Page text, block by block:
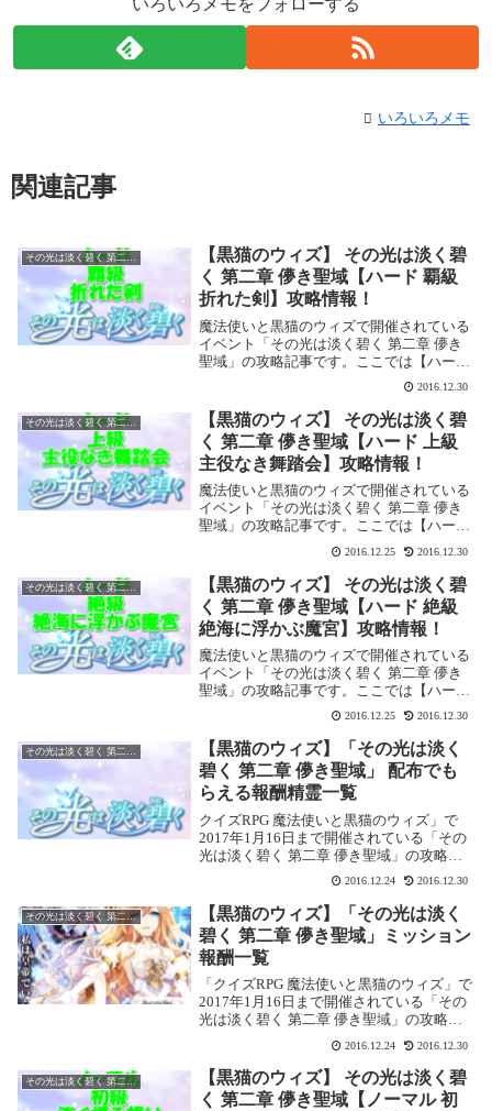
いろいろメモをフォローする
いろいろメモ
関連記事
その光は淡く碧く 第二章 儚き聖域
【黒猫のウィズ】 その光は淡く碧
く 第二章 儚き聖域【ハード 覇級
折れた剣】攻略情報！
魔法使いと黒猫のウィズで開催されている
イベント「その光は淡く碧く 第二章 儚き
聖域」の攻略記事です。ここでは【ハー
ド 覇級 折れた剣】を攻略します。その光
は淡く碧く 第二章 儚き聖域【ハード 覇級
折れた剣】基本情報イベント基本情報
イ...
2016.12.30
その光は淡く碧く 第二章 儚き聖域
【黒猫のウィズ】 その光は淡く碧
く 第二章 儚き聖域【ハード 上級
主役なき舞踏会】攻略情報！
魔法使いと黒猫のウィズで開催されている
イベント「その光は淡く碧く 第二章 儚き
聖域」の攻略記事です。ここでは【ハード
上級 主役なき舞踏会】を攻略します。その
光は淡く碧く 第二章 儚き聖域【ハード 上
級 主役なき舞踏会】基本情報イベント基
本...
2016.12.25 2016.12.30
その光は淡く碧く 第二章 儚き聖域
【黒猫のウィズ】 その光は淡く碧
く 第二章 儚き聖域【ハード 絶級
絶海に浮かぶ魔宮】攻略情報！
魔法使いと黒猫のウィズで開催されている
イベント「その光は淡く碧く 第二章 儚き
聖域」の攻略記事です。ここでは【ハード
絶級 絶海に浮かぶ魔宮】を攻略します。そ
の光は淡く碧く 第二章 儚き聖域【ハード
絶級 絶海に浮かぶ魔宮】基本情報イベン
ト...
2016.12.25 2016.12.30
その光は淡く碧く 第二章 儚き聖域
【黒猫のウィズ】「その光は淡く
碧く 第二章 儚き聖域」 配布でも
らえる報酬精霊一覧
クイズRPG 魔法使いと黒猫のウィズ」で
2017年1月16日まで開催されている「その
光は淡く碧く 第二章 儚き聖域」の攻略記
事です。ここでは配布でもらえる精霊をま
とめました。ノーマル初級報酬精霊 忠義に
厚い隠密メイド ミー・マニィー(L)A...
2016.12.24 2016.12.30
その光は淡く碧く 第二章 儚き聖域
【黒猫のウィズ】「その光は淡く
碧く 第二章 儚き聖域」ミッション
報酬一覧
「クイズRPG 魔法使いと黒猫のウィズ」で
2017年1月16日まで開催されている「その
光は淡く碧く 第二章 儚き聖域」の攻略記
事です。ここでは、もらえるミッションを
一覧にまとめてみました。「その光は淡く
碧く 第二章 儚き聖域」ミッション報酬...
2016.12.24 2016.12.30
その光は淡く碧く 第二章 儚き聖域
【黒猫のウィズ】 その光は淡く碧
く 第二章 儚き聖域【ノーマル 初